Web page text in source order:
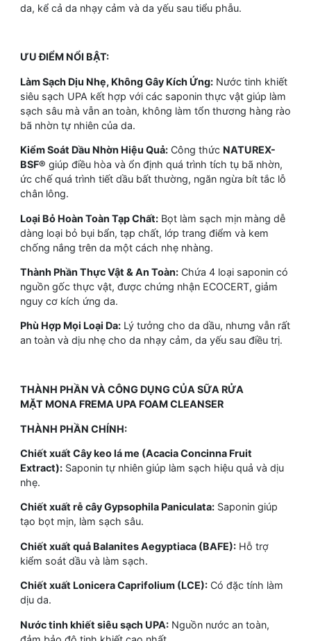
da, kể cả da nhạy cảm và da yếu sau tiểu phẫu.
ƯU ĐIỂM NỔI BẬT:
Làm Sạch Dịu Nhẹ, Không Gây Kích Ứng: Nước tinh khiết
siêu sạch UPA kết hợp với các saponin thực vật giúp làm
sạch sâu mà vẫn an toàn, không làm tổn thương hàng rào
bã nhờn tự nhiên của da.
Kiểm Soát Dầu Nhờn Hiệu Quả: Công thức NATUREX-
BSF® giúp điều hòa và ổn định quá trình tích tụ bã nhờn,
ức chế quá trình tiết dầu bất thường, ngăn ngừa bít tắc lỗ
chân lông.
Loại Bỏ Hoàn Toàn Tạp Chất: Bọt làm sạch mịn màng dễ
dàng loại bỏ bụi bẩn, tạp chất, lớp trang điểm và kem
chống nắng trên da một cách nhẹ nhàng.
Thành Phần Thực Vật & An Toàn: Chứa 4 loại saponin có
nguồn gốc thực vật, được chứng nhận ECOCERT, giảm
nguy cơ kích ứng da.
Phù Hợp Mọi Loại Da: Lý tưởng cho da dầu, nhưng vẫn rất
an toàn và dịu nhẹ cho da nhạy cảm, da yếu sau điều trị.
THÀNH PHẦN VÀ CÔNG DỤNG CỦA SỮA RỬA
MẶT MONA FREMA UPA FOAM CLEANSER
THÀNH PHẦN CHÍNH:
Chiết xuất Cây keo lá me (Acacia Concinna Fruit
Extract): Saponin tự nhiên giúp làm sạch hiệu quả và dịu
nhẹ.
Chiết xuất rễ cây Gypsophila Paniculata: Saponin giúp
tạo bọt mịn, làm sạch sâu.
Chiết xuất quả Balanites Aegyptiaca (BAFE): Hỗ trợ
kiểm soát dầu và làm sạch.
Chiết xuất Lonicera Caprifolium (LCE): Có đặc tính làm
dịu da.
Nước tinh khiết siêu sạch UPA: Nguồn nước an toàn,